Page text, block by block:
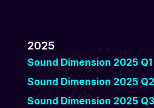
2025
Sound Dimension 2025 Q1
Sound Dimension 2025 Q2
Sound Dimension 2025 Q3